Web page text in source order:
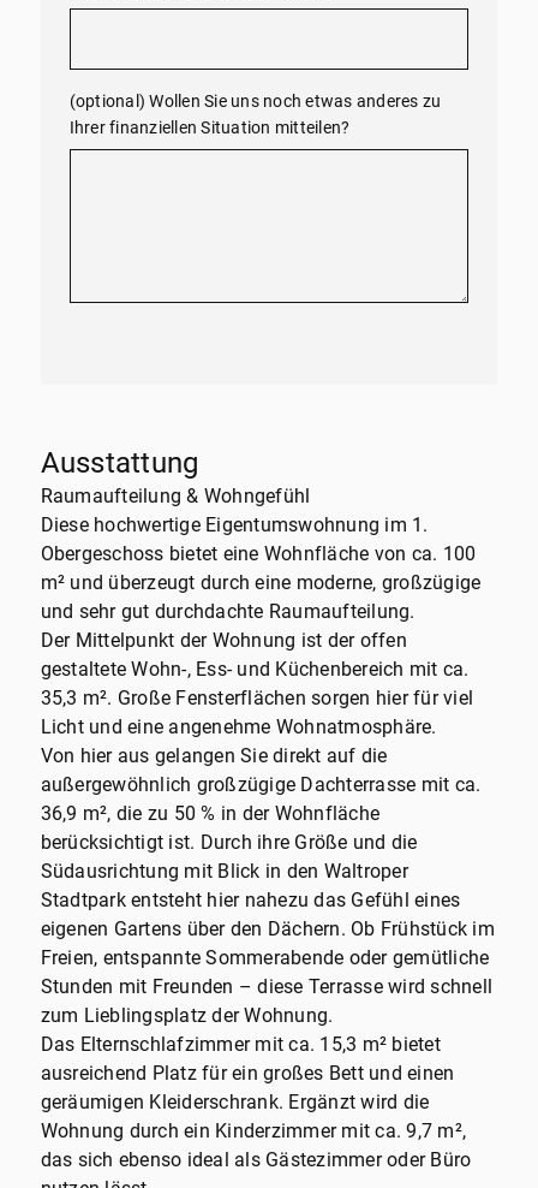
(optional) Wollen Sie uns noch etwas anderes zu
Ihrer finanziellen Situation mitteilen?
Ausstattung
Raumaufteilung & Wohngefühl
Diese hochwertige Eigentumswohnung im 1.
Obergeschoss bietet eine Wohnfläche von ca. 100
m² und überzeugt durch eine moderne, großzügige
und sehr gut durchdachte Raumaufteilung.
Der Mittelpunkt der Wohnung ist der offen
gestaltete Wohn-, Ess- und Küchenbereich mit ca.
35,3 m². Große Fensterflächen sorgen hier für viel
Licht und eine angenehme Wohnatmosphäre.
Von hier aus gelangen Sie direkt auf die
außergewöhnlich großzügige Dachterrasse mit ca.
36,9 m², die zu 50 % in der Wohnfläche
berücksichtigt ist. Durch ihre Größe und die
Südausrichtung mit Blick in den Waltroper
Stadtpark entsteht hier nahezu das Gefühl eines
eigenen Gartens über den Dächern. Ob Frühstück im
Freien, entspannte Sommerabende oder gemütliche
Stunden mit Freunden – diese Terrasse wird schnell
zum Lieblingsplatz der Wohnung.
Das Elternschlafzimmer mit ca. 15,3 m² bietet
ausreichend Platz für ein großes Bett und einen
geräumigen Kleiderschrank. Ergänzt wird die
Wohnung durch ein Kinderzimmer mit ca. 9,7 m²,
das sich ebenso ideal als Gästezimmer oder Büro